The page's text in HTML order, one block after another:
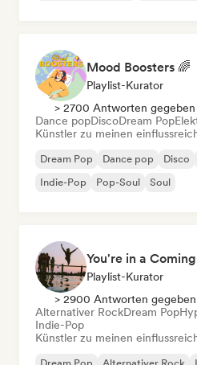
Mood Boosters 🌈
Playlist-Kurator
> 2700 Antworten gegeben
Dance popDiscoDream Pop
Künstler zu meinen
Dream Pop Dance pop Disco
Indie-Pop
Pop-Soul Soul
You're in a
Playlist-Kurator
> 2900 Antworten gegeben
Alternativer RockDream Pop
Indie-Pop
Künstler zu meinen